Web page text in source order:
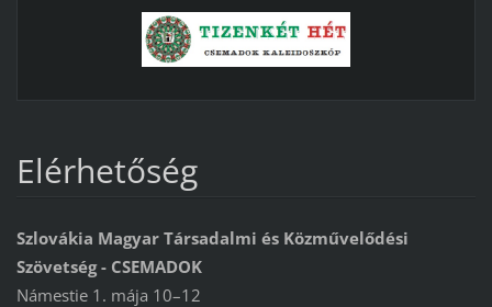
Elérhetőség
Szlovákia Magyar Társadalmi és Közművelődési
Szövetség - CSEMADOK
Námestie 1. mája 10–12